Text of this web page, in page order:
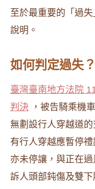
至於最重要的「過
說明。
如何判定過失
臺灣臺南地方法院
判決 ，被告騎乘機
無劃設行人穿越道
有行人穿越應暫停
亦未停讓，與正在
訴人頭部鈍傷及雙下